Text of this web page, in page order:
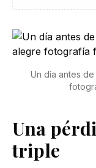
Un día antes
Una
triple